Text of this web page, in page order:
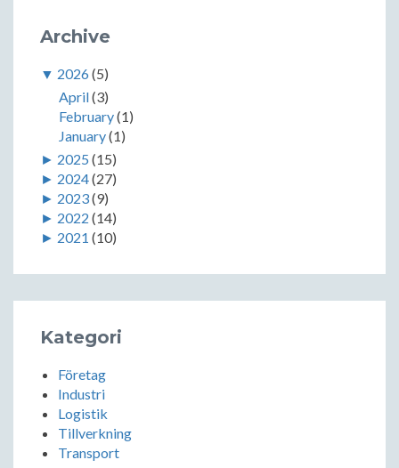
Archive
▼ 2026(5)
April(3)
February(1)
January(1)
► 2025 (15)
► 2024(27)
► 2023(9)
► 2022 (14)
► 2021 (10)
Kategori
Företag
Industri
Logistik
Tillverkning
Transport